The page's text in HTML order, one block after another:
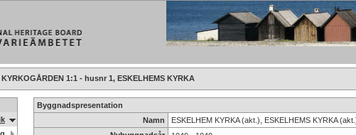
1:1 - husnr 1, ESKELHEMS KYRKA
Byggnadspresentation
Namn
ESKELHEM KYRKA (akt.), ESKELHEMS KYRKA